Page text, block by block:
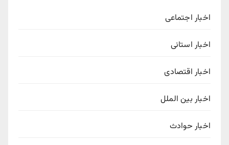
اخبار اجتماعی
اخبار استانی
اخبار اقتصادی
اخبار بین الملل
اخبار حوادث